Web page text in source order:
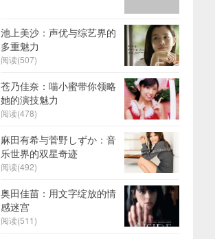
池上美沙：声优与综艺界的
多重魅力
阅读(507)
苍乃佳奈：喵小蜜带你领略
她的演技魅力
阅读(478)
麻田有希与菅野しずか：音
乐世界的双星奇迹
阅读(492)
奥田佳苗：用文字绽放的情
感迷宫
阅读(511)